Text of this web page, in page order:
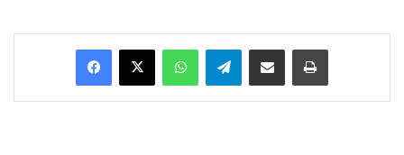
Facebook
X WhatsAppTelegramEnviar vía email Imprimir